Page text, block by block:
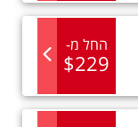
החל מ-
$229